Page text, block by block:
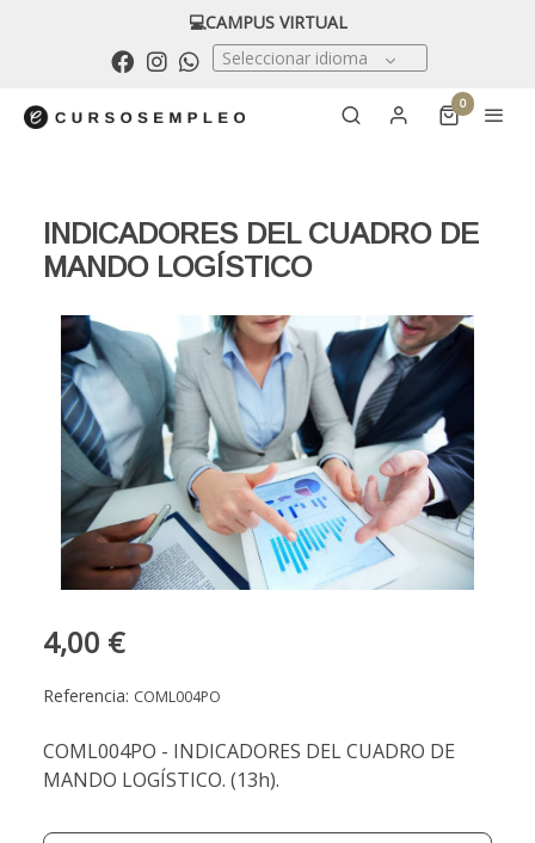
💻CAMPUS VIRTUAL
Seleccionar idioma
0
INDICADORES DEL CUADRO DE
MANDO LOGÍSTICO
4,00 €
Referencia: COML004PO
COML004PO - INDICADORES DEL CUADRO DE
MANDO LOGÍSTICO. (13h).